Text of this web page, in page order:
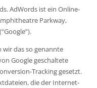
AdWords ist ein Online-
Parkway,
wir das so genannte
Google geschaltete
Tracking gesetzt.
die der Internet-